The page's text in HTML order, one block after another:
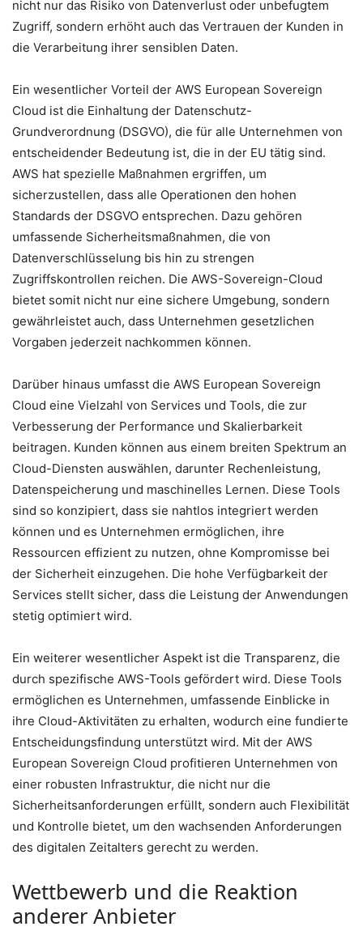
nicht nur das Risiko von Datenverlust oder unbefugtem
Zugriff, sondern erhöht auch das Vertrauen der Kunden in
die Verarbeitung ihrer sensiblen Daten.
Ein wesentlicher Vorteil der AWS European Sovereign
Cloud ist die Einhaltung der Datenschutz-
Grundverordnung (DSGVO), die für alle Unternehmen von
entscheidender Bedeutung ist, die in der EU tätig sind.
AWS hat spezielle Maßnahmen ergriffen, um
sicherzustellen, dass alle Operationen den hohen
Standards der DSGVO entsprechen. Dazu gehören
umfassende Sicherheitsmaßnahmen, die von
Datenverschlüsselung bis hin zu strengen
Zugriffskontrollen reichen. Die AWS-Sovereign-Cloud
bietet somit nicht nur eine sichere Umgebung, sondern
gewährleistet auch, dass Unternehmen gesetzlichen
Vorgaben jederzeit nachkommen können.
Darüber hinaus umfasst die AWS European Sovereign
Cloud eine Vielzahl von Services und Tools, die zur
Verbesserung der Performance und Skalierbarkeit
beitragen. Kunden können aus einem breiten Spektrum an
Cloud-Diensten auswählen, darunter Rechenleistung,
Datenspeicherung und maschinelles Lernen. Diese Tools
sind so konzipiert, dass sie nahtlos integriert werden
können und es Unternehmen ermöglichen, ihre
Ressourcen effizient zu nutzen, ohne Kompromisse bei
der Sicherheit einzugehen. Die hohe Verfügbarkeit der
Services stellt sicher, dass die Leistung der Anwendungen
stetig optimiert wird.
Ein weiterer wesentlicher Aspekt ist die Transparenz, die
durch spezifische AWS-Tools gefördert wird. Diese Tools
ermöglichen es Unternehmen, umfassende Einblicke in
ihre Cloud-Aktivitäten zu erhalten, wodurch eine fundierte
Entscheidungsfindung unterstützt wird. Mit der AWS
European Sovereign Cloud profitieren Unternehmen von
einer robusten Infrastruktur, die nicht nur die
Sicherheitsanforderungen erfüllt, sondern auch Flexibilität
und Kontrolle bietet, um den wachsenden Anforderungen
des digitalen Zeitalters gerecht zu werden.
Wettbewerb und die Reaktion
anderer Anbieter